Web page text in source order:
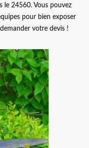
le 24560. Vous pouvez
pour bien exposer
votre devis !